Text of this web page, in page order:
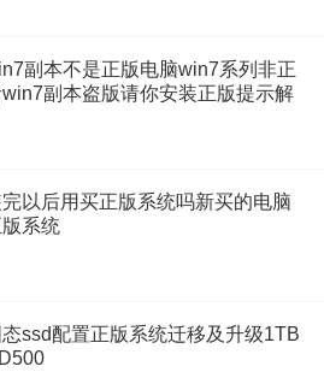
副本不是正版电脑win7系列非正
副本盗版请你安装正版提示解
以后用买正版系统吗新买的电脑
系统
ssd配置正版系统迁移及升级1TB